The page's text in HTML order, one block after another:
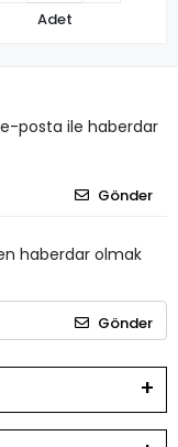
Adet
posta ile haberdar
Gönder
haberdar olmak
Gönder